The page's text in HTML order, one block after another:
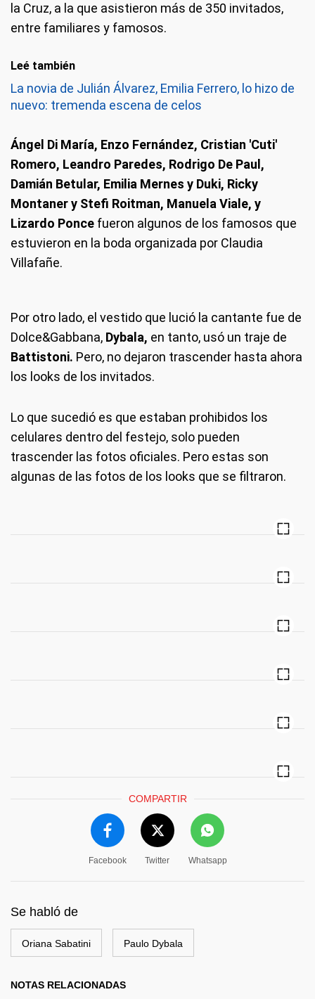
la Cruz, a la que asistieron más de 350 invitados,
entre familiares y famosos.
Leé también
La novia de Julián Álvarez, Emilia Ferrero, lo hizo de
nuevo: tremenda escena de celos
Ángel Di María, Enzo Fernández, Cristian 'Cuti'
Romero, Leandro Paredes, Rodrigo De Paul,
Damián Betular, Emilia Mernes y Duki, Ricky
Montaner y Stefi Roitman, Manuela Viale, y
Lizardo Ponce fueron algunos de los famosos que
estuvieron en la boda organizada por Claudia
Villafañe.
Por otro lado, el vestido que lució la cantante fue de
Dolce&Gabbana, Dybala, en tanto, usó un traje de
Battistoni. Pero, no dejaron trascender hasta ahora
los looks de los invitados.
Lo que sucedió es que estaban prohibidos los
celulares dentro del festejo, solo pueden
trascender las fotos oficiales. Pero estas son
algunas de las fotos de los looks que se filtraron.
COMPARTIR
Facebook Twitter Whatsapp
Se habló de
Oriana Sabatini Paulo Dybala
NOTAS RELACIONADAS